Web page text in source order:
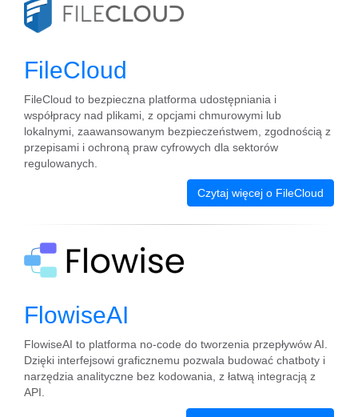
FileCloud
FileCloud to bezpieczna platforma udostępniania i
współpracy nad plikami, z opcjami chmurowymi lub
lokalnymi, zaawansowanym bezpieczeństwem, zgodnością z
przepisami i ochroną praw cyfrowych dla sektorów
regulowanych.
Czytaj więcej o FileCloud
FlowiseAI
FlowiseAI to platforma no-code do tworzenia przepływów AI.
Dzięki interfejsowi graficznemu pozwala budować chatboty i
narzędzia analityczne bez kodowania, z łatwą integracją z
API.